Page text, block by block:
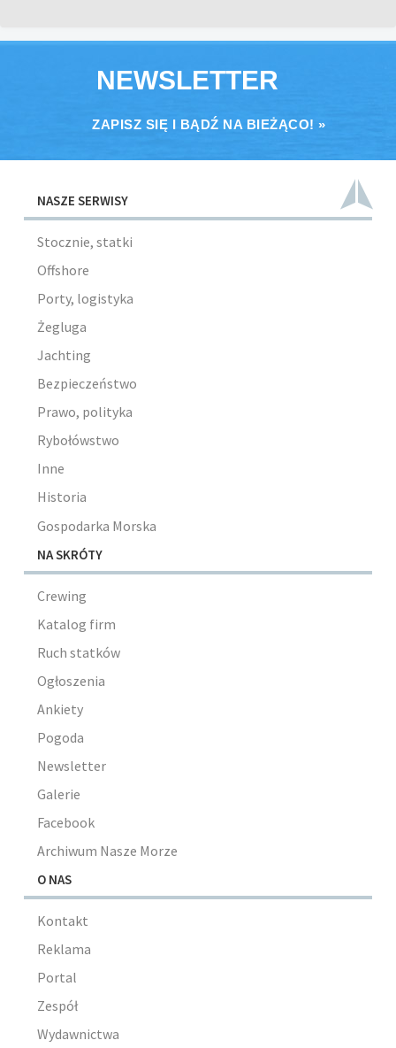
NEWSLETTER
ZAPISZ SIĘ I BĄDŹ NA BIEŻĄCO! »
NASZE SERWISY
Stocznie, statki
Offshore
Porty, logistyka
Żegluga
Jachting
Bezpieczeństwo
Prawo, polityka
Rybołówstwo
Inne
Historia
Gospodarka Morska
NA SKRÓTY
Crewing
Katalog firm
Ruch statków
Ogłoszenia
Ankiety
Pogoda
Newsletter
Galerie
Facebook
Archiwum Nasze Morze
O NAS
Kontakt
Reklama
Portal
Zespół
Wydawnictwa